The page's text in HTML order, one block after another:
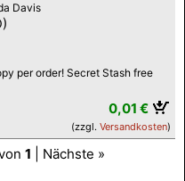
Davis
per order! Secret Stash free
0,01 €
(zzgl. Versandkosten)
1 | Nächste »